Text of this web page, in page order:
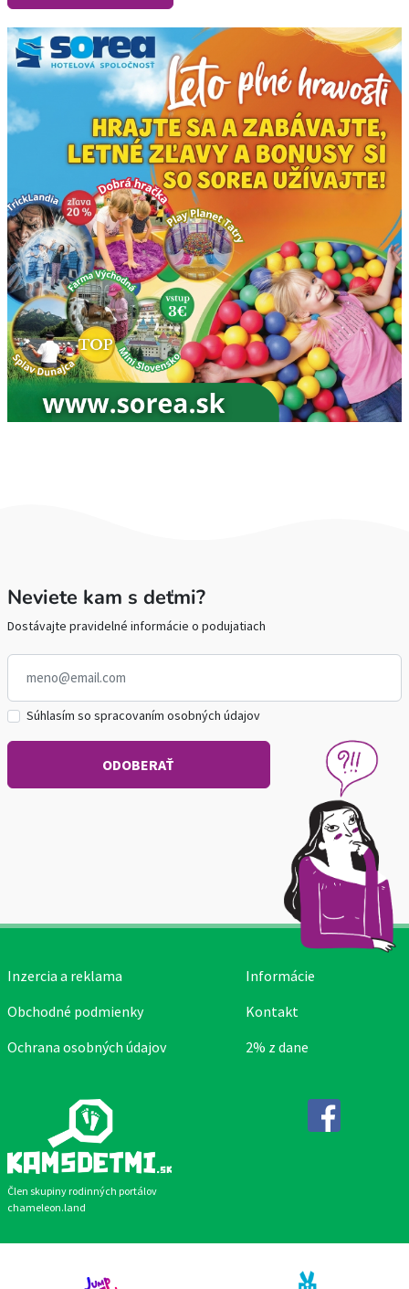
Neviete kam s deťmi?
Dostávajte pravidelné informácie o podujatiach
Súhlasím so spracovaním osobných údajov
Člen skupiny rodinných portálov
chameleon.land
Inzercia a reklama
Obchodné podmienky
Ochrana osobných údajov
Informácie
Kontakt
2% z dane